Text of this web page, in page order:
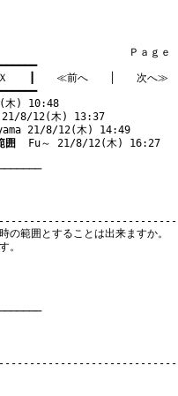
≪前へ
次へ≫
木) 10:48
8/12(木) 13:37
21/8/12(木) 14:49
囲
  Fu～ 21/8/12(木) 16:27
の範囲とすることは出来ますか。
。